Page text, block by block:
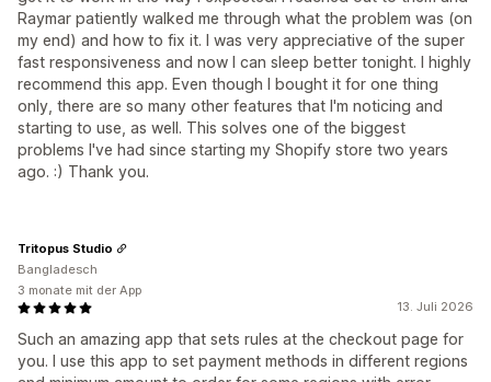
Raymar patiently walked me through what the problem was (on
my end) and how to fix it. I was very appreciative of the super
fast responsiveness and now I can sleep better tonight. I highly
recommend this app. Even though I bought it for one thing
only, there are so many other features that I'm noticing and
starting to use, as well. This solves one of the biggest
problems I've had since starting my Shopify store two years
ago. :) Thank you.
13. Juli 2026
Such an amazing app that sets rules at the checkout page for
you. I use this app to set payment methods in different regions
Tritopus Studio
Bangladesch
3 monate mit der App